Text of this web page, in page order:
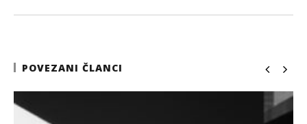
POVEZANI ČLANCI